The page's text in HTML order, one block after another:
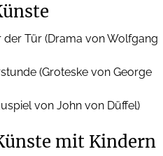
der Tür (Drama von Wolfgang
(Groteske von George
von John von Düffel)
mit Kindern